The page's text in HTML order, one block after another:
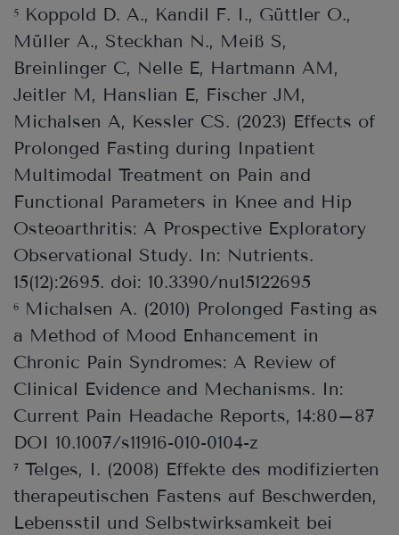
5
Koppold D. A., Kandil F. I., Güttler O.,
Müller A., Steckhan N., Meiß S,
Breinlinger C, Nelle E, Hartmann AM,
Jeitler M, Hanslian E, Fischer JM,
Michalsen A, Kessler CS. (2023) Effects of
Prolonged Fasting during Inpatient
Multimodal Treatment on Pain and
Functional Parameters in Knee and Hip
Osteoarthritis: A Prospective Exploratory
Observational Study. In: Nutrients.
15(12):2695. doi: 10.3390/nu15122695
6
Michalsen A. (2010) Prolonged Fasting as
a Method of Mood Enhancement in
Chronic Pain Syndromes: A Review of
Clinical Evidence and Mechanisms. In:
Current Pain Headache Reports, 14:80–87
DOI 10.1007/s11916-010-0104-z
7 Telges, I. (2008) Effekte des modifizierten
therapeutischen Fastens auf Beschwerden,
Lebensstil und Selbstwirksamkeit bei